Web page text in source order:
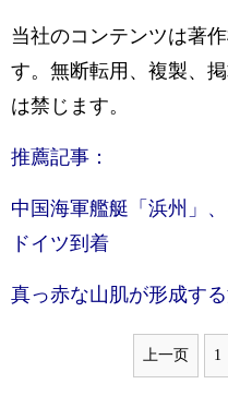
当社のコンテンツは著
す。無断転用、複製、
は禁じます。
推薦記事：
中国海軍艦艇「浜州」
ドイツ到着
真っ赤な山肌が形成す
上一页 1